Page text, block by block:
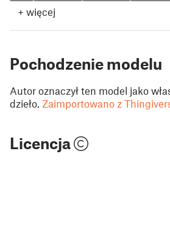
+ więcej
Pochodzenie modelu
Autor oznaczył ten model jako
dzieło. Zaimportowano z
Licencja